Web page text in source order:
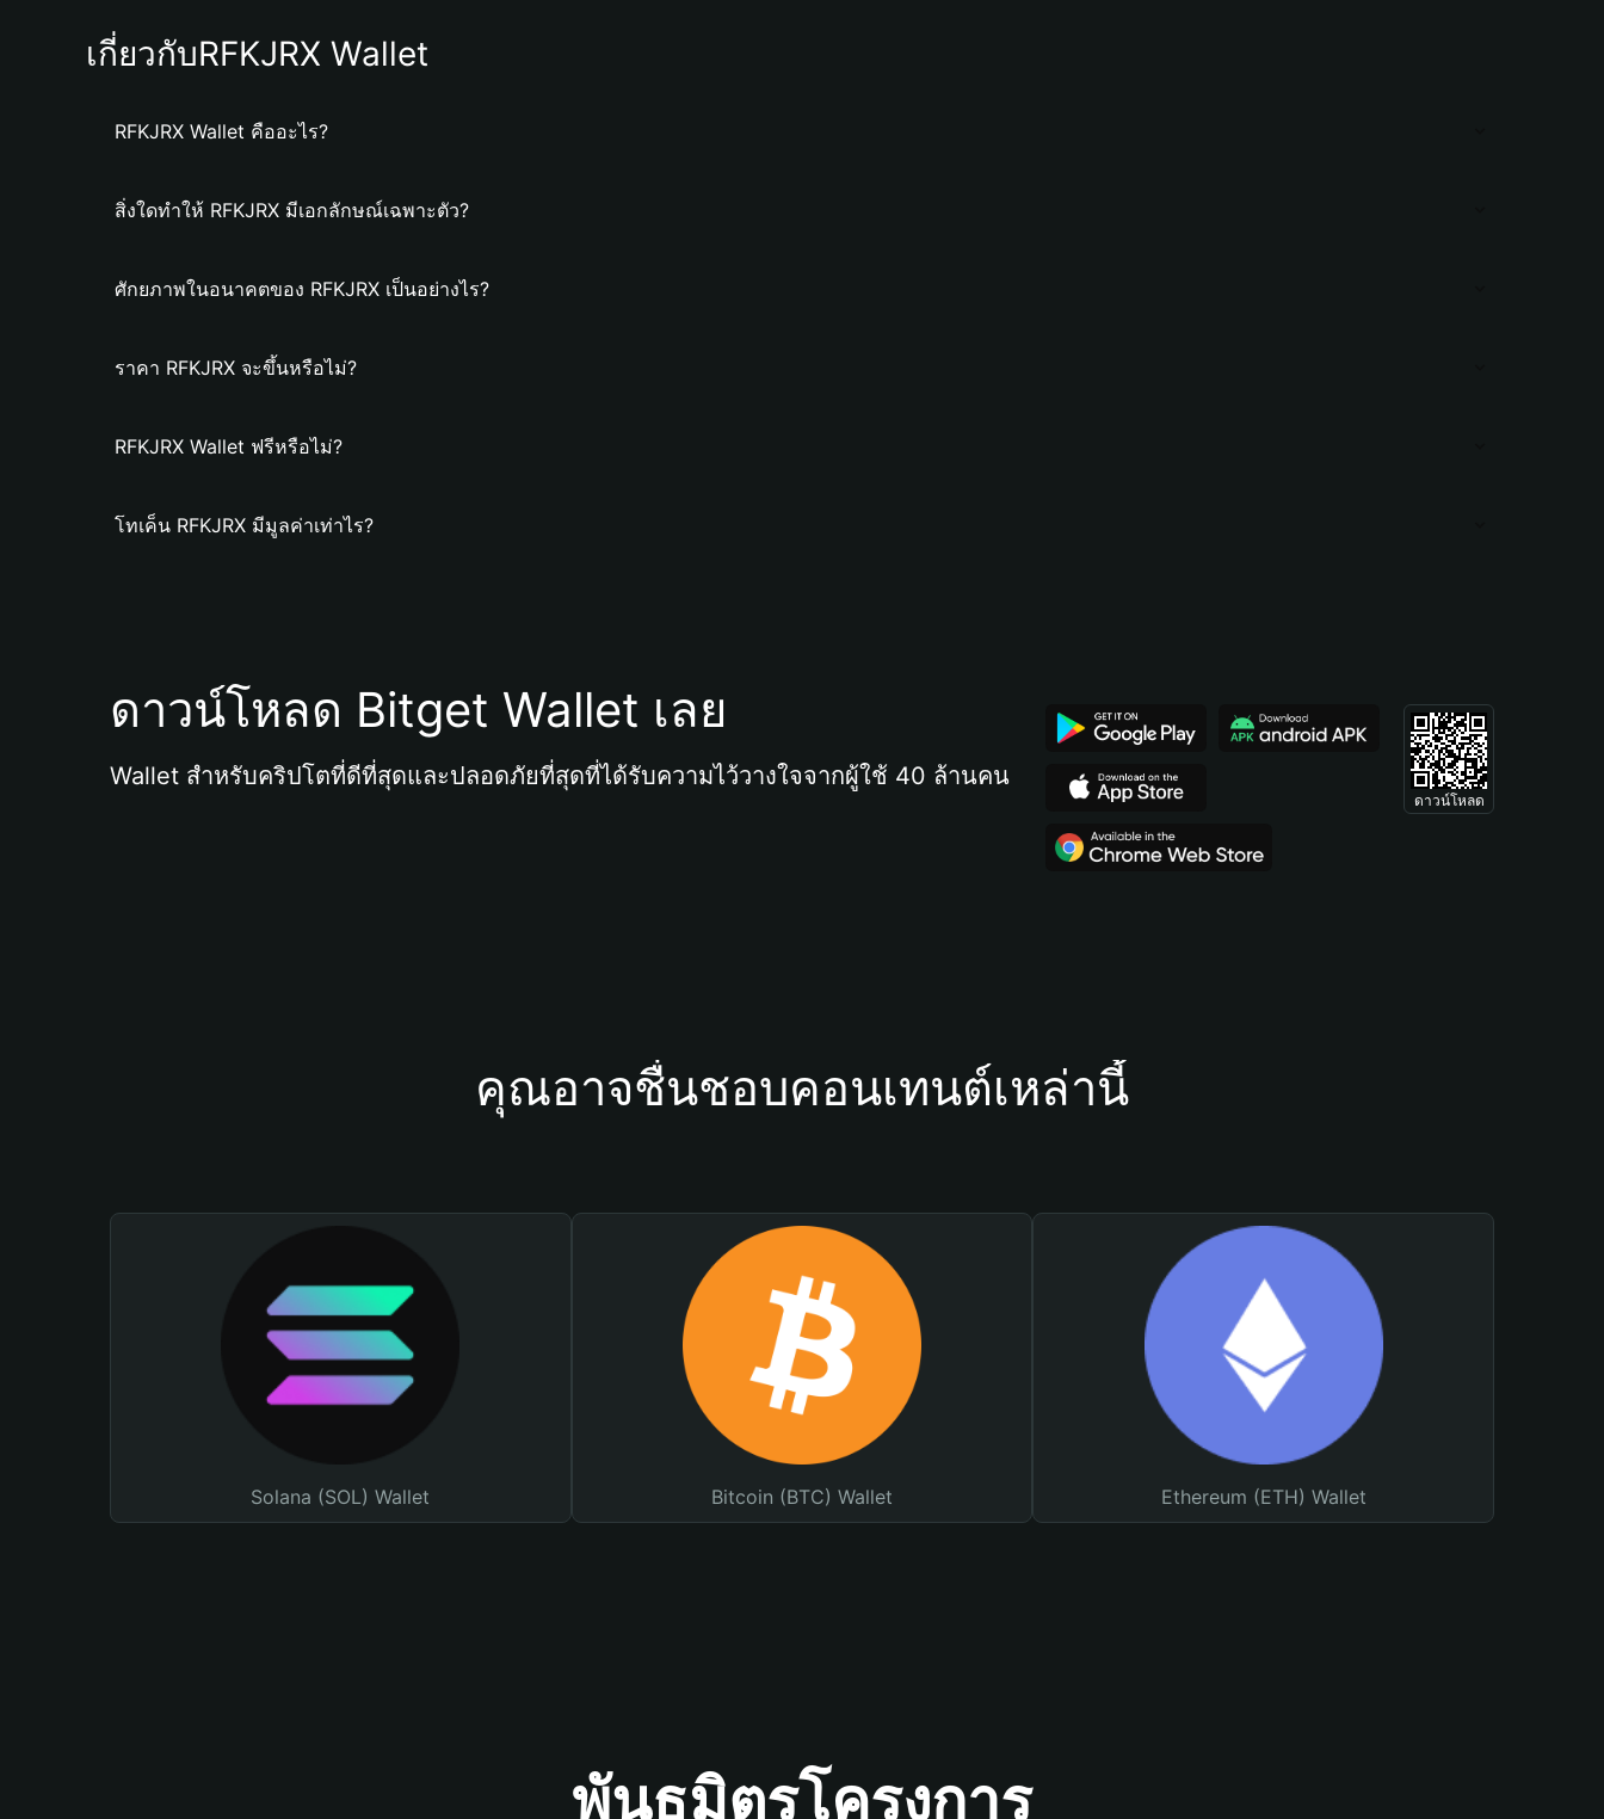
เกี่ยวกับRFKJRX Wallet
RFKJRX Wallet คืออะไร?
สิ่งใดทำให้ RFKJRX มีเอกลักษณ์เฉพาะตัว?
ศักยภาพในอนาคตของ RFKJRX เป็นอย่างไร?
ราคา RFKJRX จะขึ้นหรือไม่?
RFKJRX Wallet ฟรีหรือไม่?
โทเค็น RFKJRX มีมูลค่าเท่าไร?
ดาวน์โหลด Bitget Wallet เลย
Wallet สำหรับคริปโตที่ดีที่สุดและปลอดภัยที่สุดที่ได้รับความไว้วางใจจากผู้ใช้ 40 ล้านคน
ดาวน์โหลด
คุณอาจชื่นชอบคอนเทนต์เหล่านี้
Solana (SOL) Wallet Bitcoin (BTC) Wallet Ethereum (ETH) Wallet
พันธมิตรโครงการ